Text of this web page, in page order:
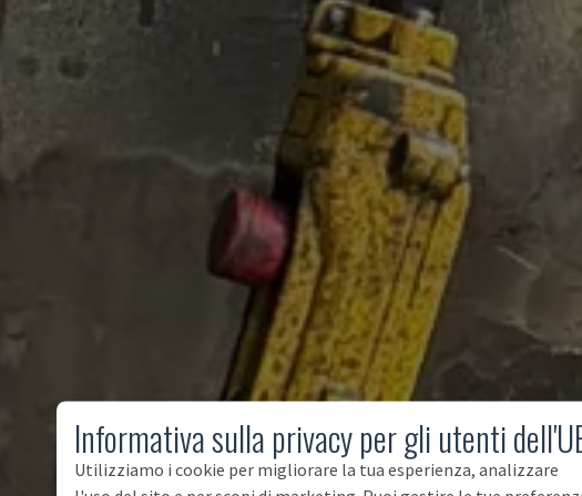
Informativa sulla privacy per gli utenti
Utilizziamo i cookie per migliorare la tua esperienza, analizzare